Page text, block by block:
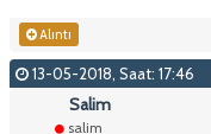
Alıntı
13-05-2018, Saat: 17:46
Salim
salim